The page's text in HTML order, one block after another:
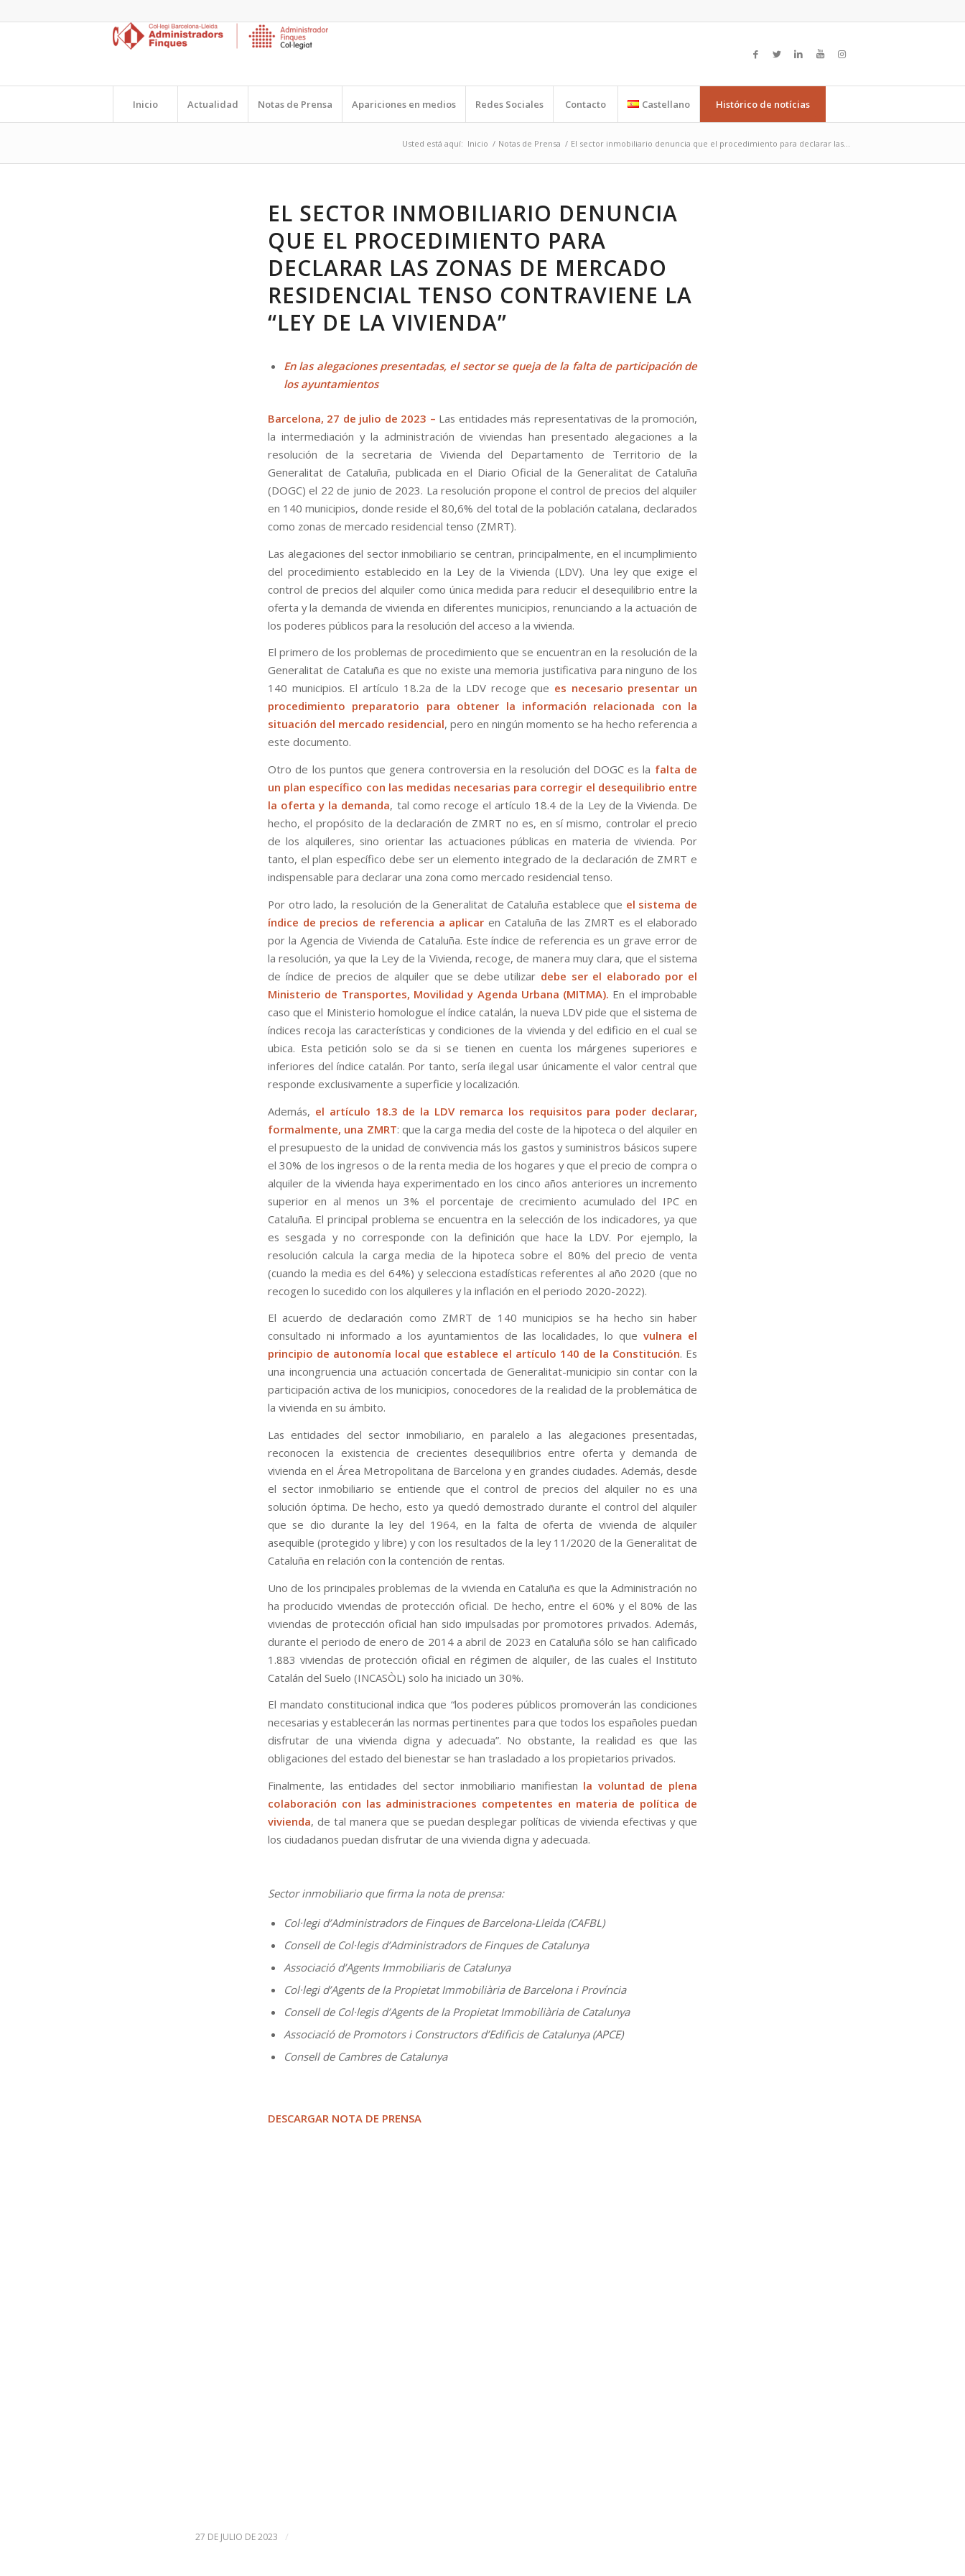
Inicio Actualidad Notas de Prensa Apariciones en medios Redes Sociales Contacto Castellano Histórico de notícias
Usted está aquí: Inicio / Notas de Prensa / El sector inmobiliario denuncia que el procedimiento para declarar las...
EL SECTOR INMOBILIARIO DENUNCIA
QUE EL PROCEDIMIENTO PARA
DECLARAR LAS ZONAS DE MERCADO
RESIDENCIAL TENSO CONTRAVIENE LA
“LEY DE LA VIVIENDA”
En las alegaciones presentadas, el sector se queja de la falta de participación de
los ayuntamientos
Barcelona, 27 de julio de 2023 – Las entidades más representativas de la promoción,
la intermediación y la administración de viviendas han presentado alegaciones a la
resolución de la secretaria de Vivienda del Departamento de Territorio de la
Generalitat de Cataluña, publicada en el Diario Oficial de la Generalitat de Cataluña
(DOGC) el 22 de junio de 2023. La resolución propone el control de precios del alquiler
en 140 municipios, donde reside el 80,6% del total de la población catalana, declarados
como zonas de mercado residencial tenso (ZMRT).
Las alegaciones del sector inmobiliario se centran, principalmente, en el incumplimiento
del procedimiento establecido en la Ley de la Vivienda (LDV). Una ley que exige el
control de precios del alquiler como única medida para reducir el desequilibrio entre la
oferta y la demanda de vivienda en diferentes municipios, renunciando a la actuación de
los poderes públicos para la resolución del acceso a la vivienda.
El primero de los problemas de procedimiento que se encuentran en la resolución de la
Generalitat de Cataluña es que no existe una memoria justificativa para ninguno de los
140 municipios. El artículo 18.2a de la LDV recoge que es necesario presentar un
procedimiento preparatorio para obtener la información relacionada con la
situación del mercado residencial, pero en ningún momento se ha hecho referencia a
este documento.
Otro de los puntos que genera controversia en la resolución del DOGC es la falta de
un plan específico con las medidas necesarias para corregir el desequilibrio entre
la oferta y la demanda, tal como recoge el artículo 18.4 de la Ley de la Vivienda. De
hecho, el propósito de la declaración de ZMRT no es, en sí mismo, controlar el precio
de los alquileres, sino orientar las actuaciones públicas en materia de vivienda. Por
tanto, el plan específico debe ser un elemento integrado de la declaración de ZMRT e
indispensable para declarar una zona como mercado residencial tenso.
Por otro lado, la resolución de la Generalitat de Cataluña establece que el sistema de
índice de precios de referencia a aplicar en Cataluña de las ZMRT es el elaborado
por la Agencia de Vivienda de Cataluña. Este índice de referencia es un grave error de
la resolución, ya que la Ley de la Vivienda, recoge, de manera muy clara, que el sistema
de índice de precios de alquiler que se debe utilizar debe ser el elaborado por el
Ministerio de Transportes, Movilidad y Agenda Urbana (MITMA). En el improbable
caso que el Ministerio homologue el índice catalán, la nueva LDV pide que el sistema de
índices recoja las características y condiciones de la vivienda y del edificio en el cual se
ubica. Esta petición solo se da si se tienen en cuenta los márgenes superiores e
inferiores del índice catalán. Por tanto, sería ilegal usar únicamente el valor central que
responde exclusivamente a superficie y localización.
Además, el artículo 18.3 de la LDV remarca los requisitos para poder declarar,
formalmente, una ZMRT: que la carga media del coste de la hipoteca o del alquiler en
el presupuesto de la unidad de convivencia más los gastos y suministros básicos supere
el 30% de los ingresos o de la renta media de los hogares y que el precio de compra o
alquiler de la vivienda haya experimentado en los cinco años anteriores un incremento
superior en al menos un 3% el porcentaje de crecimiento acumulado del IPC en
Cataluña. El principal problema se encuentra en la selección de los indicadores, ya que
es sesgada y no corresponde con la definición que hace la LDV. Por ejemplo, la
resolución calcula la carga media de la hipoteca sobre el 80% del precio de venta
(cuando la media es del 64%) y selecciona estadísticas referentes al año 2020 (que no
recogen lo sucedido con los alquileres y la inflación en el periodo 2020-2022).
El acuerdo de declaración como ZMRT de 140 municipios se ha hecho sin haber
consultado ni informado a los ayuntamientos de las localidades, lo que vulnera el
principio de autonomía local que establece el artículo 140 de la Constitución. Es
una incongruencia una actuación concertada de Generalitat-municipio sin contar con la
participación activa de los municipios, conocedores de la realidad de la problemática de
la vivienda en su ámbito.
Las entidades del sector inmobiliario, en paralelo a las alegaciones presentadas,
reconocen la existencia de crecientes desequilibrios entre oferta y demanda de
vivienda en el Área Metropolitana de Barcelona y en grandes ciudades. Además, desde
el sector inmobiliario se entiende que el control de precios del alquiler no es una
solución óptima. De hecho, esto ya quedó demostrado durante el control del alquiler
que se dio durante la ley del 1964, en la falta de oferta de vivienda de alquiler
asequible (protegido y libre) y con los resultados de la ley 11/2020 de la Generalitat de
Cataluña en relación con la contención de rentas.
Uno de los principales problemas de la vivienda en Cataluña es que la Administración no
ha producido viviendas de protección oficial. De hecho, entre el 60% y el 80% de las
viviendas de protección oficial han sido impulsadas por promotores privados. Además,
durante el periodo de enero de 2014 a abril de 2023 en Cataluña sólo se han calificado
1.883 viviendas de protección oficial en régimen de alquiler, de las cuales el Instituto
Catalán del Suelo (INCASÒL) solo ha iniciado un 30%.
El mandato constitucional indica que “los poderes públicos promoverán las condiciones
necesarias y establecerán las normas pertinentes para que todos los españoles puedan
disfrutar de una vivienda digna y adecuada”. No obstante, la realidad es que las
obligaciones del estado del bienestar se han trasladado a los propietarios privados.
Finalmente, las entidades del sector inmobiliario manifiestan la voluntad de plena
colaboración con las administraciones competentes en materia de política de
vivienda, de tal manera que se puedan desplegar políticas de vivienda efectivas y que
los ciudadanos puedan disfrutar de una vivienda digna y adecuada.
Sector inmobiliario que firma la nota de prensa:
Col·legi d’Administradors de Finques de Barcelona-Lleida (CAFBL)
Consell de Col·legis d’Administradors de Finques de Catalunya
Associació d’Agents Immobiliaris de Catalunya
Col·legi d’Agents de la Propietat Immobiliària de Barcelona i Província
Consell de Col·legis d’Agents de la Propietat Immobiliària de Catalunya
Associació de Promotors i Constructors d’Edificis de Catalunya (APCE)
Consell de Cambres de Catalunya
DESCARGAR NOTA DE PRENSA
27 DE JULIO DE 2023 /